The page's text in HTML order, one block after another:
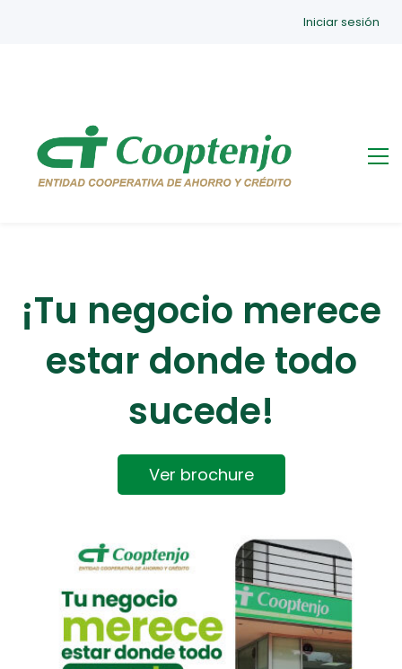
Iniciar sesión
¡Tu negocio merece
estar donde todo
sucede!
Ver brochure